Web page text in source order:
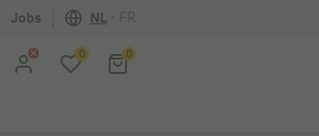
Jobs NL
0 0